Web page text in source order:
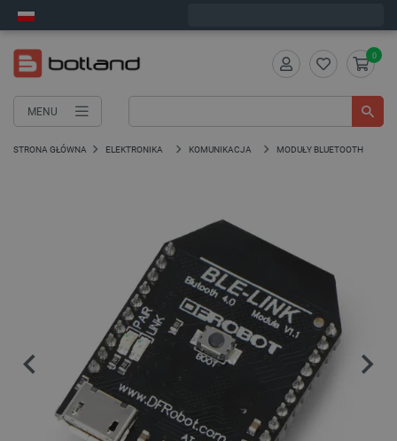
MENU
0
STRONA GŁÓWNA ELEKTRONIKA KOMUNIKACJA MODUŁY BLUETOOTH